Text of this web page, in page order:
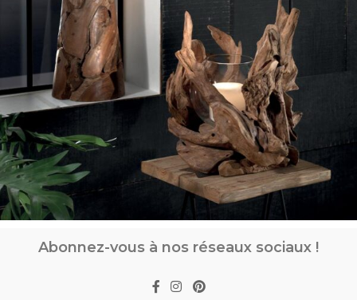
Abonnez-vous à nos réseaux sociaux !